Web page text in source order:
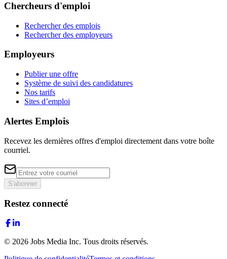
Chercheurs d'emploi
Rechercher des emplois
Rechercher des employeurs
Employeurs
Publier une offre
Système de suivi des candidatures
Nos tarifs
Sites d’emploi
Alertes Emplois
Recevez les dernières offres d'emploi directement dans votre boîte
courriel.
S'abonner
Restez connecté
© 2026 Jobs Media Inc. Tous droits réservés.